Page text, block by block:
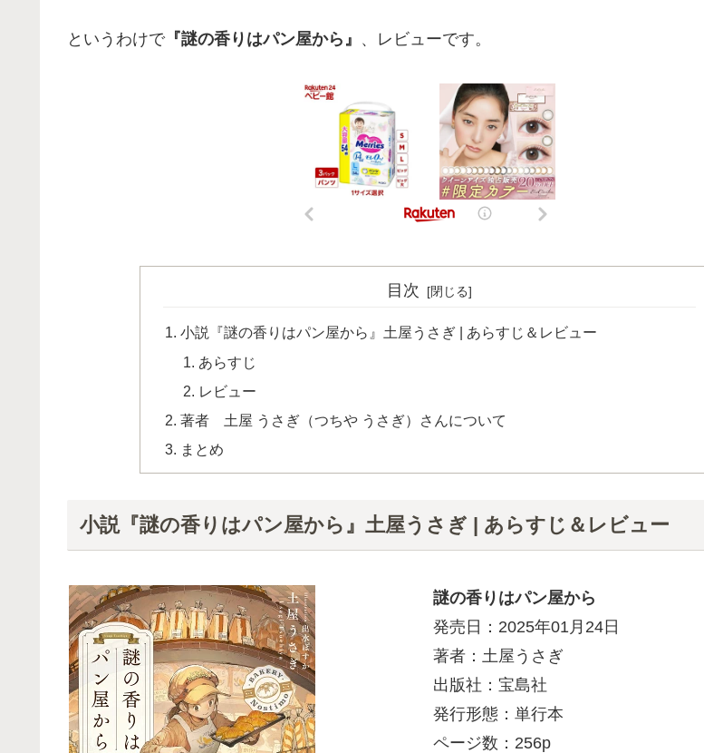
というわけで『謎の香りはパン屋から』 、レビューです。
目次
小説『謎の香りはパン屋から』土屋うさぎ | あらすじ＆レビュー
あらすじ
レビュー
著者 土屋 うさぎ（つちや うさぎ）さんについて
まとめ
小説『謎の香りはパン屋から』土屋うさぎ | あらすじ＆レビュー
謎の香りはパン屋から
発売日：2025年01月24日
著者：土屋うさぎ
出版社：宝島社
発行形態：単行本
ページ数：256p